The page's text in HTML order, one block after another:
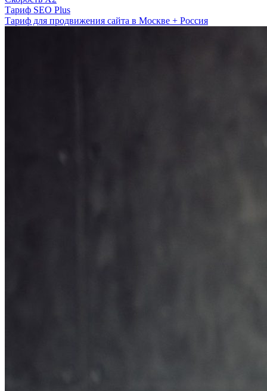
Тариф SEO Plus
Тариф для продвижения сайта в Москве + Россия